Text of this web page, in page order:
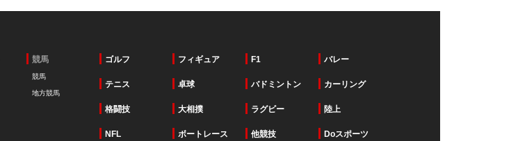
競馬
競馬
地方競馬
ゴルフ フィギュア F1 バレー
テニス 卓球 バドミントン カーリング
格闘技 大相撲 ラグビー 陸上
NFL ボートレース 他競技 Doスポーツ